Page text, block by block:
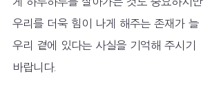
우리를 더욱 힘이 나게 해주는 존재가 늘
우리 곁에 있다는 사실을 기억해 주시기
바랍니다.